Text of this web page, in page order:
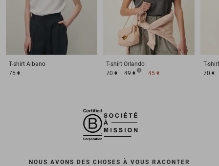
T-shirt Albano
75 €
T-shirt Orlando
70 €
49 € 45 €
T-shirt
70 €
NOUS AVONS DES CHOSES À VOUS RACONTER